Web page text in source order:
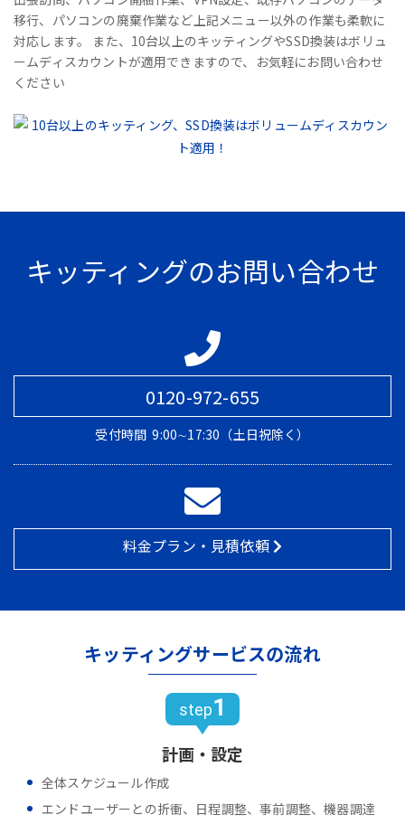
移行、パソコンの廃棄作業など上記メニュー以外の作業も柔軟に
対応します。 また、10台以上のキッティングやSSD換装はボリュ
ームディスカウントが適用できますので、お気軽にお問い合わせ
ください
キッティングのお問い合わせ
0120-972-655
受付時間 9:00∼17:30（土日祝除く）
料金プラン・見積依頼
キッティングサービスの流れ
step1
計画・設定
全体スケジュール作成
エンドユーザーとの折衝、日程調整、事前調整、機器調達